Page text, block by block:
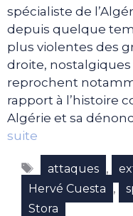
spécialiste de
depuis quelque
plus violentes des
droite, nostalgiques
reprochent
rapport à l’histoire
Algérie et sa
suite
Étiquettes
attaques ,
Hervé Cuesta ,
Stora